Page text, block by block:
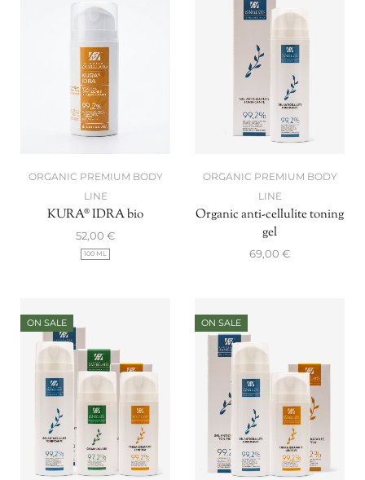
ORGANIC PREMIUM BODY
LINE
KURA® IDRA bio
52,00 €
100 ML
ORGANIC PREMIUM BODY
LINE
Organic anti-cellulite toning
gel
69,00 €
ON SALE ON SALE